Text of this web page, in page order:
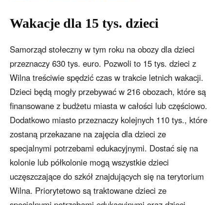
Wakacje dla 15 tys. dzieci
Samorząd stołeczny w tym roku na obozy dla dzieci
przeznaczy 630 tys. euro. Pozwoli to 15 tys. dzieci z
Wilna treściwie spędzić czas w trakcie letnich wakacji.
Dzieci będą mogły przebywać w 216 obozach, które są
finansowane z budżetu miasta w całości lub częściowo.
Dodatkowo miasto przeznaczy kolejnych 110 tys., które
zostaną przekazane na zajęcia dla dzieci ze
specjalnymi potrzebami edukacyjnymi. Dostać się na
kolonie lub półkolonie mogą wszystkie dzieci
uczęszczające do szkół znajdujących się na terytorium
Wilna. Priorytetowo są traktowane dzieci ze